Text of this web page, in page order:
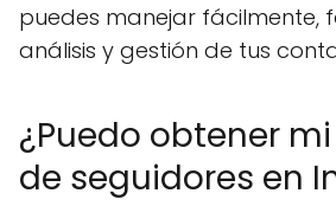
puedes manejar fácilmente,
análisis y gestión de tus
¿Puedo obtener
de seguidores en